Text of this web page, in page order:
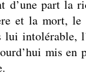
part la
et la mort,
intolérable,
mis en